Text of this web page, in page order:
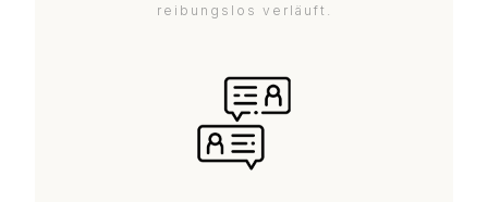
reibungslos verläuft.